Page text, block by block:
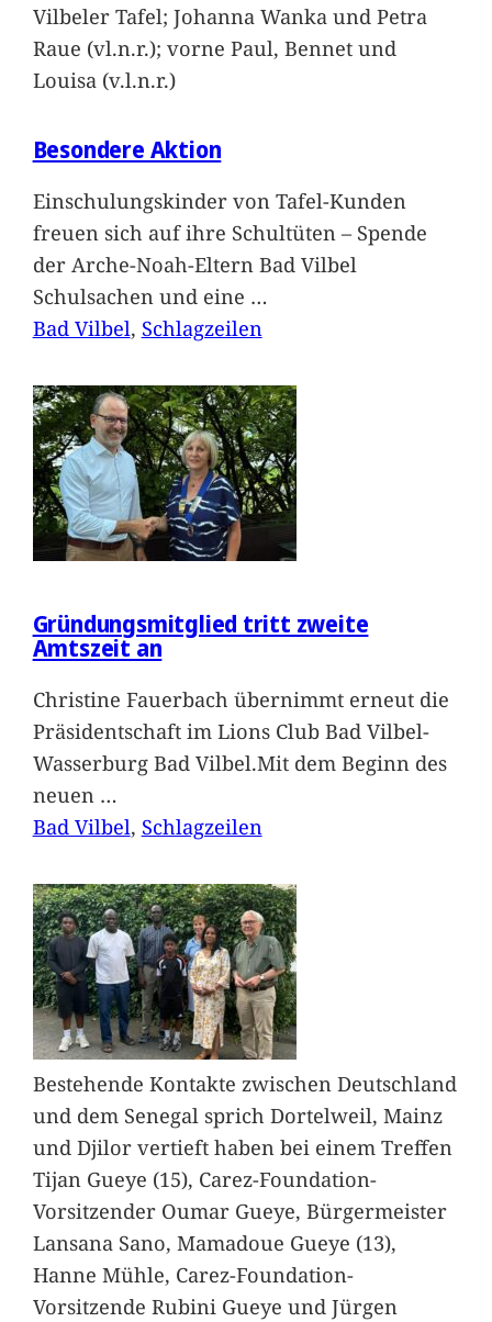
Vilbeler Tafel; Johanna Wanka und Petra
Raue (vl.n.r.); vorne Paul, Bennet und
Louisa (v.l.n.r.)
Besondere Aktion
Einschulungskinder von Tafel-Kunden
freuen sich auf ihre Schultüten – Spende
der Arche-Noah-Eltern Bad Vilbel
Schulsachen und eine …
Bad Vilbel, Schlagzeilen
Gründungsmitglied tritt zweite
Amtszeit an
Christine Fauerbach übernimmt erneut die
Präsidentschaft im Lions Club Bad Vilbel-
Wasserburg Bad Vilbel.Mit dem Beginn des
neuen …
Bad Vilbel, Schlagzeilen
Bestehende Kontakte zwischen Deutschland
und dem Senegal sprich Dortelweil, Mainz
und Djilor vertieft haben bei einem Treffen
Tijan Gueye (15), Carez-Foundation-
Vorsitzender Oumar Gueye, Bürgermeister
Lansana Sano, Mamadoue Gueye (13),
Hanne Mühle, Carez-Foundation-
Vorsitzende Rubini Gueye und Jürgen